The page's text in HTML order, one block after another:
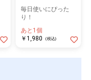
毎日使いにぴった
り！
あと1個
￥1,980
(税込)